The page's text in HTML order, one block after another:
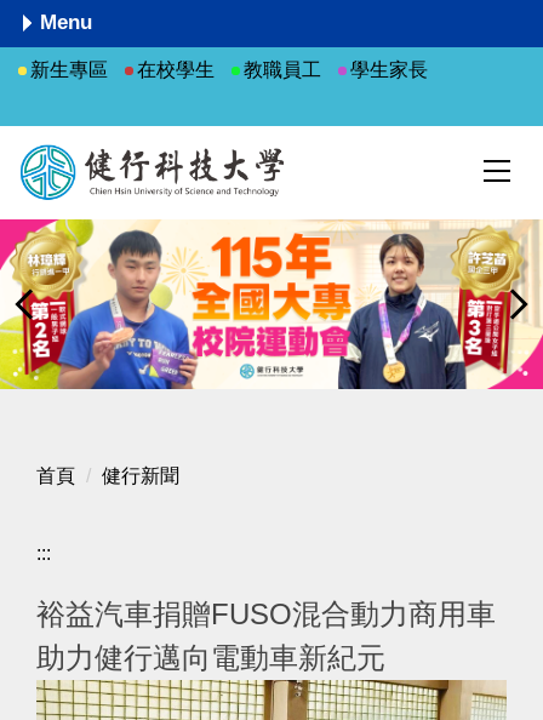
跳
到
主
容
區
Menu
新生專區 在校學生 教職員工 學生家長
首頁 健行新聞
:::
裕益汽車捐贈FUSO混合動力商用車
助力健行邁向電動車新紀元